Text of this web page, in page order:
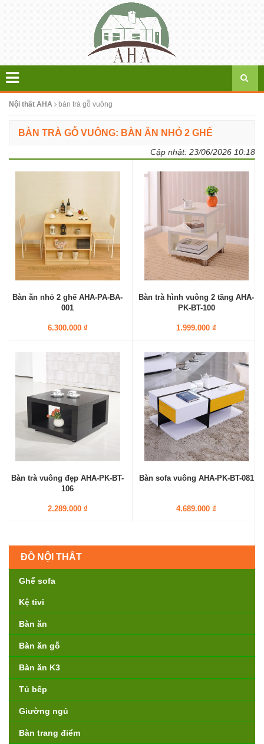
Nội thất AHA bàn trà gỗ vuông
BÀN TRÀ GỖ VUÔNG: BÀN ĂN NHỎ 2 GHẾ
Cập nhật: 23/06/2026 10:18
Bàn ăn nhỏ 2 ghế AHA-PA-BA-
001
6.300.000 ₫
Bàn trà hình vuông 2 tầng AHA-
PK-BT-100
1.999.000 ₫
Bàn trà vuông đẹp AHA-PK-BT-
106
2.289.000 ₫
Bàn sofa vuông AHA-PK-BT-081
4.689.000 ₫
ĐỒ NỘI THẤT
Ghế sofa
Kệ tivi
Bàn ăn
Bàn ăn gỗ
Bàn ăn K3
Tủ bếp
Giường ngủ
Bàn trang điểm